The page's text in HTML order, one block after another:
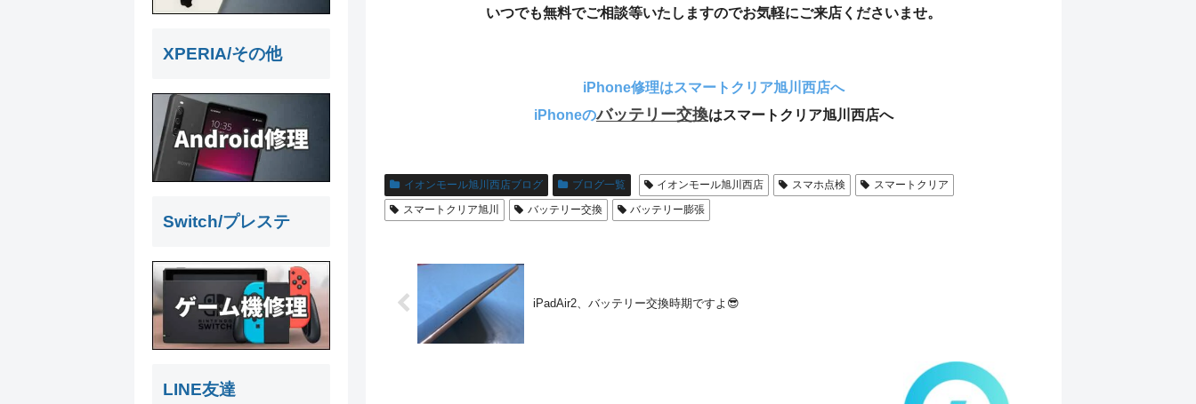
いつでも無料でご相談等いたしますのでお気軽にご来店くださいませ。
iPhone修理はスマートクリア旭川西店へ
iPhoneのバッテリー交換はスマートクリア旭川西店へ
イオンモール旭川西店ブログ ブログ一覧 イオンモール旭川西店 スマホ点検
スマートクリア
スマートクリア旭川
バッテリー交換 バッテリー膨張
iPadAir2、バッテリー交換時期ですよ😎
XPERIA/その他
Switch/プレステ
LINE友達